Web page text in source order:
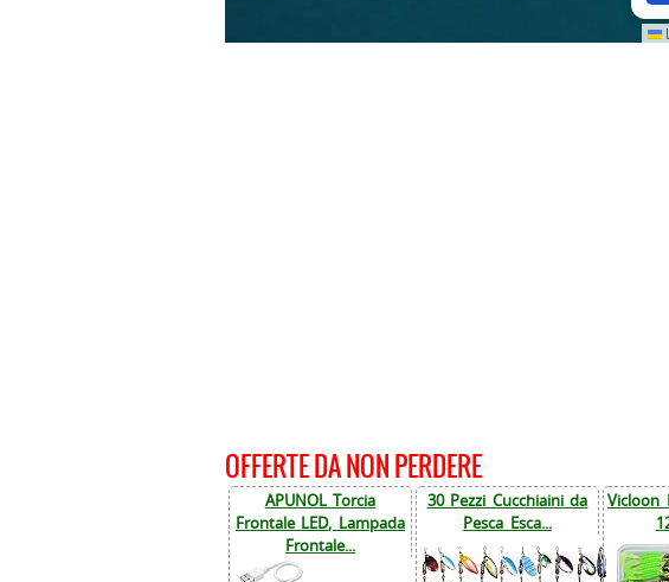
OFFERTE DA NON PERDERE
APUNOL Torcia
Frontale LED, Lampada
Frontale...
30 Pezzi Cucchiaini da
Pesca Esca...
Vicloon